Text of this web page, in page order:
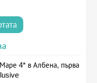
4* в Албена, първа